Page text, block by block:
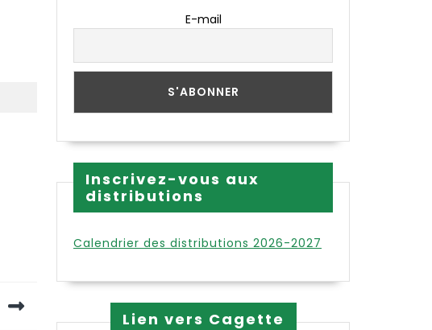
E-mail
Inscrivez-vous aux
distributions
Calendrier des distributions 2026-2027
Lien vers Cagette